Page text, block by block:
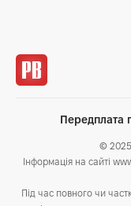
© 2025
Інформація на сайті
Під час повного чи
Передплата